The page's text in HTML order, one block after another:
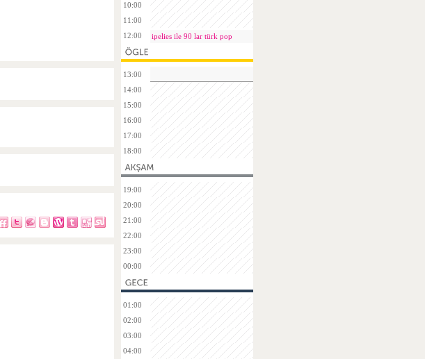
10:00
11:00
12:00
ipelies ile 90 lar türk pop
13:00
14:00
15:00
16:00
17:00
18:00
19:00
20:00
21:00
22:00
23:00
00:00
01:00
02:00
03:00
04:00